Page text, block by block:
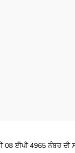
08 ਈਪੀ 4965 ਨੰਬਰ ਦੀ